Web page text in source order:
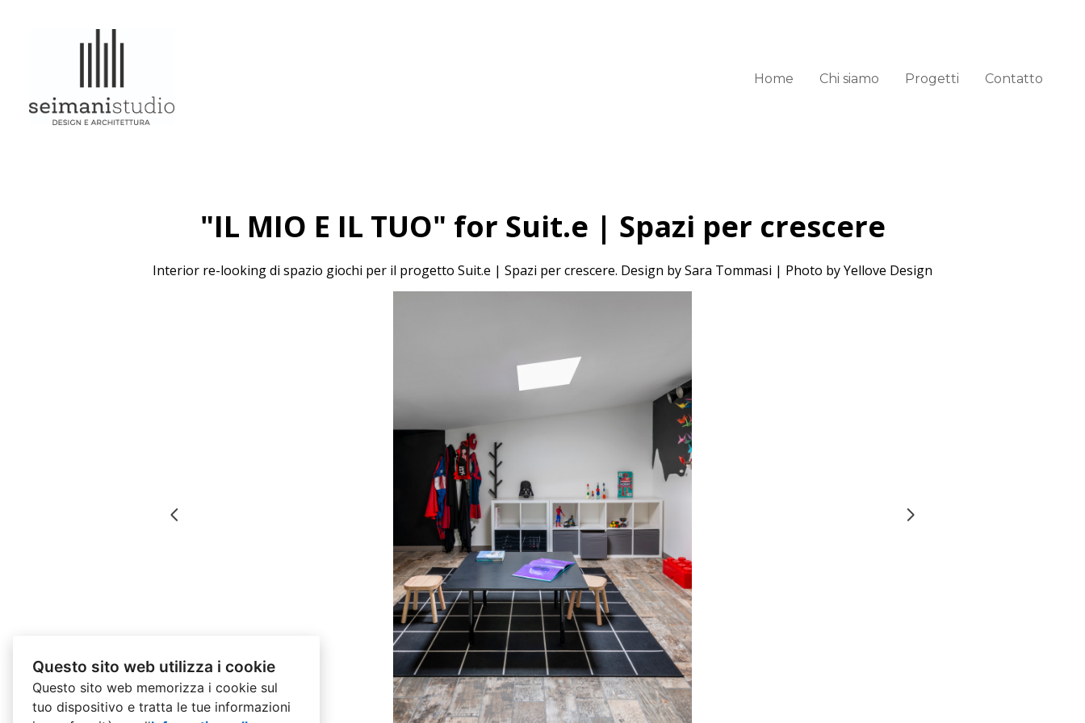
Questo sito web utilizza i cookie
Questo sito web memorizza i cookie sul
tuo dispositivo e tratta le tue informazioni
Home Chi siamo Progetti Contatto
"IL MIO E IL TUO" for Suit.e | Spazi per crescere
Interior re-looking di spazio giochi per il progetto Suit.e | Spazi per crescere. Design by Sara Tommasi | Photo by Yellove Design